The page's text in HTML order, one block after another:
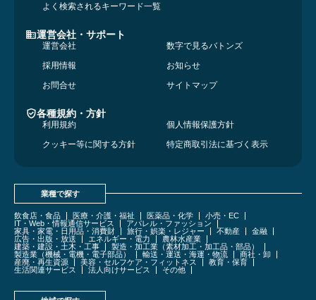
よく検索されるキーワード一覧
運営会社・サポート
運営会社
数字で見るバトンズ
採用情報
お知らせ
お問合せ
サイトマップ
各種規約・方針
利用規約
個人情報保護方針
クッキー等に関する方針
特定商取引法に基づく表示
業種で探す
飲食店・食品 医療・介護・福祉 医薬品・化学
小売・EC
IT・Web・情報通信サービス
アパレル・ファッション
家具・家電・日用品・消費財
旅行・娯楽・レジャー 不動産
金融
広告・出版・放送
エネルギー・電力
農林水産業
建築・建設・土木・工事
製造・加工業（素材加工・加工品・部品）
製造業（機械・電機・電子部品）
輸送・運送・海運・物流
商社・卸
産廃・再生資源
美容・セルフケア・フィットネス
教育・保育
生活関連サービス
法人向けサービス その他